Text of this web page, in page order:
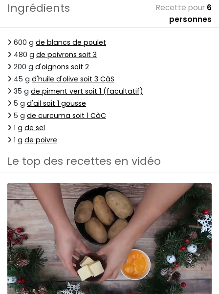
Ingrédients Recette pour 6
personnes
600 g de blancs de poulet
480 g de poivrons soit 3
200 g d'oignons soit 2
45 g d'huile d'olive soit 3 CàS
35 g de piment vert soit 1 (facultatif)
5 g d'ail soit 1 gousse
5 g de curcuma soit 1 CàC
1 g de sel
1 g de poivre
Le top des recettes en vidéo